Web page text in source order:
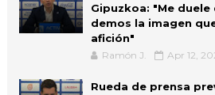
Gipuzkoa: "Me duele
demos la imagen
afición"
Ramón J. Apr 12,
Rueda de prensa